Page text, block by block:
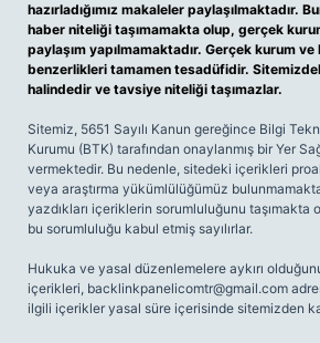
hazırladığımız makaleler paylaşılmaktadır.
haber niteliği taşımamakta olup, gerçek
paylaşım yapılmamaktadır. Gerçek kurum
benzerlikleri tamamen tesadüfidir.
halindedir ve tavsiye niteliği taşımazlar.
Sitemiz, 5651 Sayılı Kanun gereğince Bilgi
Kurumu (BTK) tarafından onaylanmış bir Yer
vermektedir. Bu nedenle, sitedeki içerikleri
veya araştırma yükümlülüğümüz
yazdıkları içeriklerin sorumluluğunu taşımakta
bu sorumluluğu kabul etmiş sayılırlar.
Hukuka ve yasal düzenlemelere aykırı
içerikleri, backlinkpanelicomtr@gmail.com
ilgili içerikler yasal süre içerisinde sitemizden